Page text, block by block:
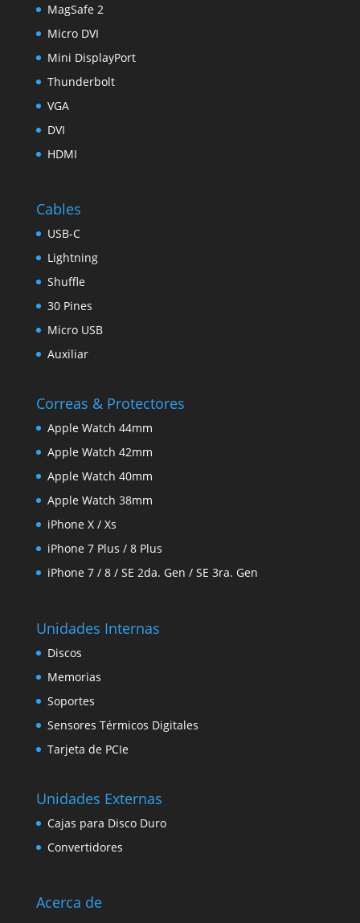
MagSafe 2
Micro DVI
Mini DisplayPort
Thunderbolt
VGA
DVI
HDMI
Cables
USB-C
Lightning
Shuffle
30 Pines
Micro USB
Auxiliar
Correas & Protectores
Apple Watch 44mm
Apple Watch 42mm
Apple Watch 40mm
Apple Watch 38mm
iPhone X / Xs
iPhone 7 Plus / 8 Plus
iPhone 7 / 8 / SE 2da. Gen / SE 3ra. Gen
Unidades Internas
Discos
Memorias
Soportes
Sensores Térmicos Digitales
Tarjeta de PCIe
Unidades Externas
Cajas para Disco Duro
Convertidores
Acerca de